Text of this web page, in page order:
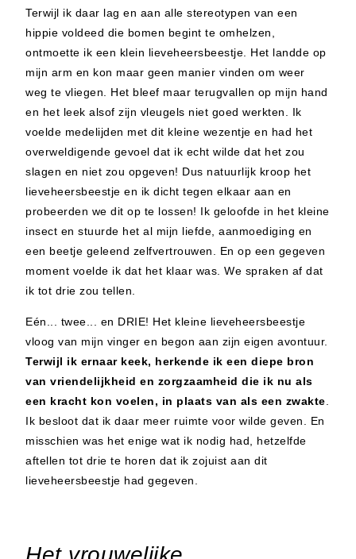
Terwijl ik daar lag en aan alle stereotypen van een
hippie voldeed die bomen begint te omhelzen,
ontmoette ik een klein lieveheersbeestje. Het landde op
mijn arm en kon maar geen manier vinden om weer
weg te vliegen. Het bleef maar terugvallen op mijn hand
en het leek alsof zijn vleugels niet goed werkten. Ik
voelde medelijden met dit kleine wezentje en had het
overweldigende gevoel dat ik echt wilde dat het zou
slagen en niet zou opgeven! Dus natuurlijk kroop het
lieveheersbeestje en ik dicht tegen elkaar aan en
probeerden we dit op te lossen! Ik geloofde in het kleine
insect en stuurde het al mijn liefde, aanmoediging en
een beetje geleend zelfvertrouwen. En op een gegeven
moment voelde ik dat het klaar was. We spraken af dat
ik tot drie zou tellen.
Eén... twee... en DRIE! Het kleine lieveheersbeestje
vloog van mijn vinger en begon aan zijn eigen avontuur.
Terwijl ik ernaar keek, herkende ik een diepe bron
van vriendelijkheid en zorgzaamheid die ik nu als
een kracht kon voelen, in plaats van als een zwakte.
Ik besloot dat ik daar meer ruimte voor wilde geven. En
misschien was het enige wat ik nodig had, hetzelfde
aftellen tot drie te horen dat ik zojuist aan dit
lieveheersbeestje had gegeven.